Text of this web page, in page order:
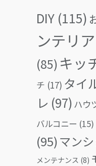
DIY (115)
ンテリア
(85) キッ
チ (17) タイ
レ (97) ハウ
バルコニー (15)
(95)マン
メンテナンス (8)